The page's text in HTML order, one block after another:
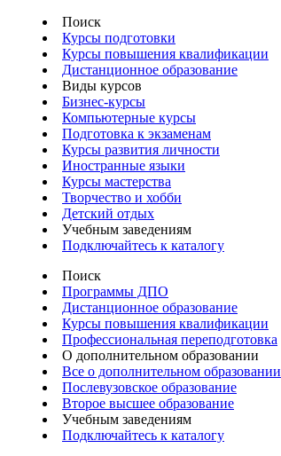
Поиск
Курсы подготовки
Курсы повышения квалификации
Дистанционное образование
Виды курсов
Бизнес-курсы
Компьютерные курсы
Подготовка к экзаменам
Курсы развития личности
Иностранные языки
Курсы мастерства
Творчество и хобби
Детский отдых
Учебным заведениям
Подключайтесь к каталогу
Поиск
Программы ДПО
Дистанционное образование
Курсы повышения квалификации
Профессиональная переподготовка
О дополнительном образовании
Все о дополнительном образовании
Послевузовское образование
Второе высшее образование
Учебным заведениям
Подключайтесь к каталогу